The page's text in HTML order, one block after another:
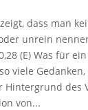
dass man
unrein
(E) Was für
viele
des
von...